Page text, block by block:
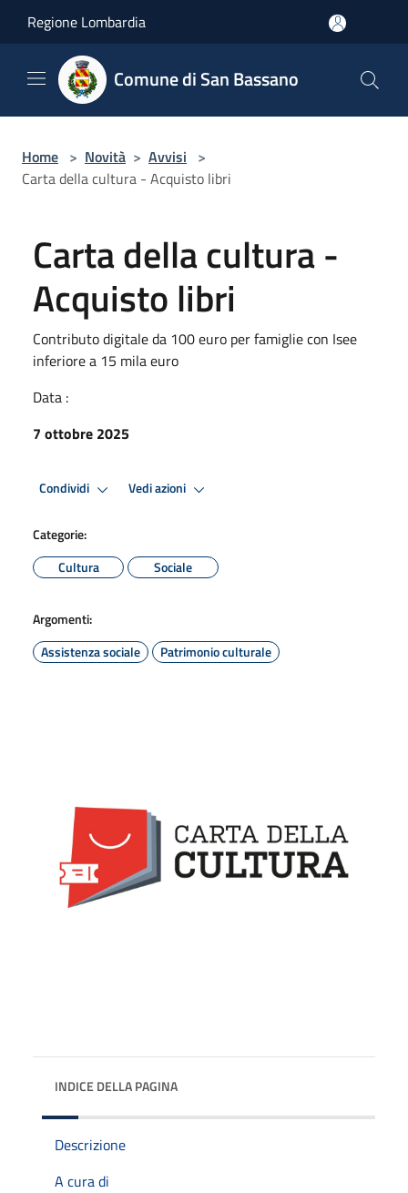
Regione Lombardia
Comune di San Bassano
Home > Novità > Avvisi >
Carta della cultura - Acquisto libri
Carta della cultura -
Acquisto libri
Contributo digitale da 100 euro per famiglie con Isee
inferiore a 15 mila euro
Data :
7 ottobre 2025
Condividi Vedi azioni
Categorie:
Cultura
Sociale
Argomenti:
Assistenza sociale
Patrimonio culturale
INDICE DELLA PAGINA
Descrizione
A cura di